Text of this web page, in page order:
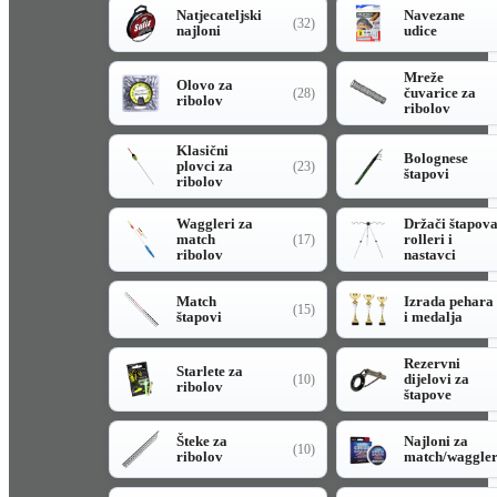
Natjecateljski
najloni
(32)
Navezane
udice
Olovo za
ribolov
(28)
Mreže
čuvarice za
ribolov
Klasični
plovci za
ribolov
(23)
Bolognese
štapovi
Waggleri za
match
ribolov
(17)
Držači štapova
rolleri i
nastavci
Match
štapovi
(15)
Izrada pehara
i medalja
Starlete za
ribolov
(10)
Rezervni
dijelovi za
štapove
Šteke za
ribolov
(10)
Najloni za
match/waggler